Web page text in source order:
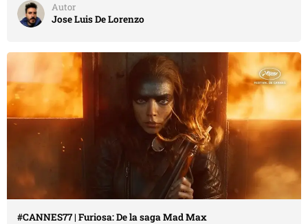
Autor
Jose Luis De Lorenzo
#CANNES77 | Furiosa: De la saga Mad Max